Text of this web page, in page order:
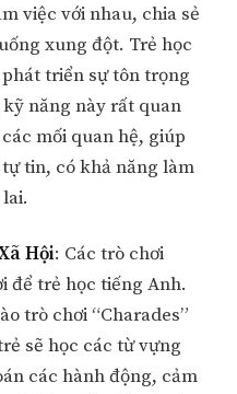
việc với nhau, chia sẻ
xung đột. Trẻ học
triển sự tôn trọng
năng này rất quan
mối quan hệ, giúp
tin, có khả năng làm
Hội: Các trò chơi
để trẻ học tiếng Anh.
trò chơi “Charades”
sẽ học các từ vựng
các hành động, cảm